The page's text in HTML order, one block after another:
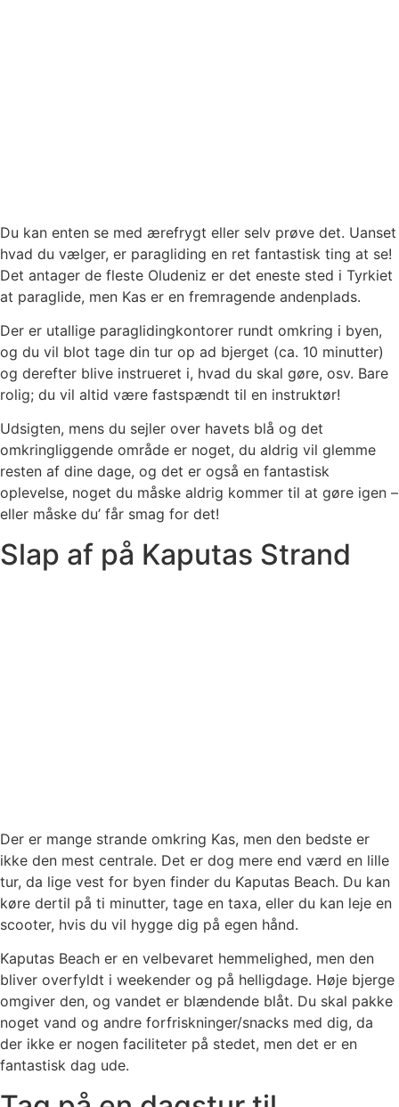
Du kan enten se med ærefrygt eller selv prøve det. Uanset
hvad du vælger, er paragliding en ret fantastisk ting at se!
Det antager de fleste Oludeniz er det eneste sted i Tyrkiet
at paraglide, men Kas er en fremragende andenplads.
Der er utallige paraglidingkontorer rundt omkring i byen,
og du vil blot tage din tur op ad bjerget (ca. 10 minutter)
og derefter blive instrueret i, hvad du skal gøre, osv. Bare
rolig; du vil altid være fastspændt til en instruktør!
Udsigten, mens du sejler over havets blå og det
omkringliggende område er noget, du aldrig vil glemme
resten af ​​dine dage, og det er også en fantastisk
oplevelse, noget du måske aldrig kommer til at gøre igen –
eller måske du’ får smag for det!
Slap af på Kaputas Strand
Der er mange strande omkring Kas, men den bedste er
ikke den mest centrale. Det er dog mere end værd en lille
tur, da lige vest for byen finder du Kaputas Beach. Du kan
køre dertil på ti minutter, tage en taxa, eller du kan leje en
scooter, hvis du vil hygge dig på egen hånd.
Kaputas Beach er en velbevaret hemmelighed, men den
bliver overfyldt i weekender og på helligdage. Høje bjerge
omgiver den, og vandet er blændende blåt. Du skal pakke
noget vand og andre forfriskninger/snacks med dig, da
der ikke er nogen faciliteter på stedet, men det er en
fantastisk dag ude.